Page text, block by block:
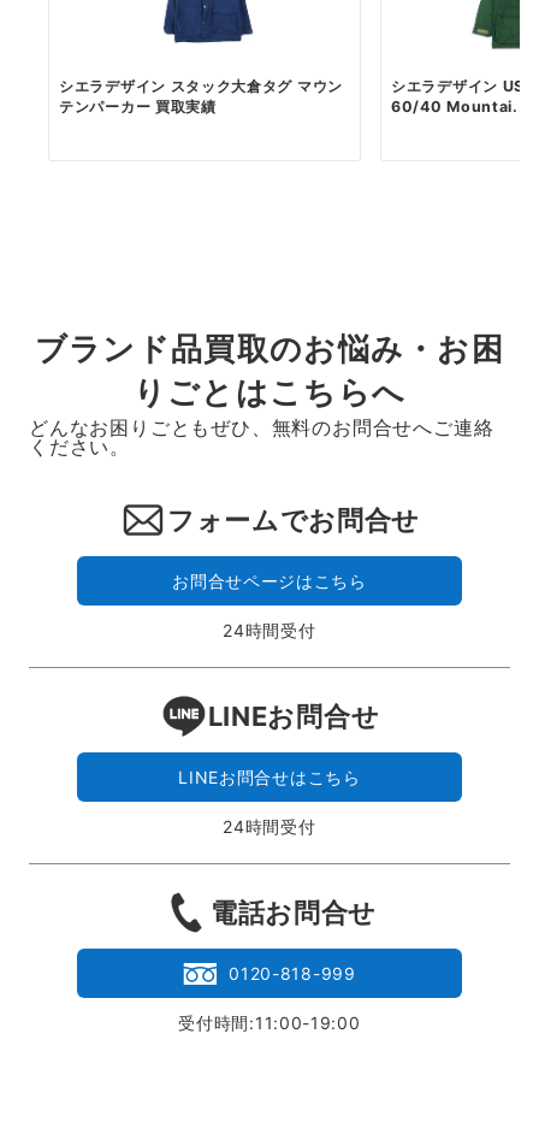
シエラデザイン スタック大倉タグ マウン
テンパーカー 買取実績
シエラデザイン
60/40 Mountai...
ブランド品買取のお悩み・お困
りごとはこちらへ
どんなお困りごともぜひ、無料のお問合せへご連絡
ください。
フォームでお問合せ
お問合せページはこちら
24時間受付
LINEお問合せ
LINEお問合せはこちら
24時間受付
電話お問合せ
0120-818-999
受付時間:11:00-19:00